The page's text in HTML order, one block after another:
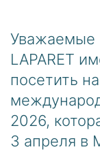
Уважаемые
LAPARET
посетить
2026,
3 апреля в